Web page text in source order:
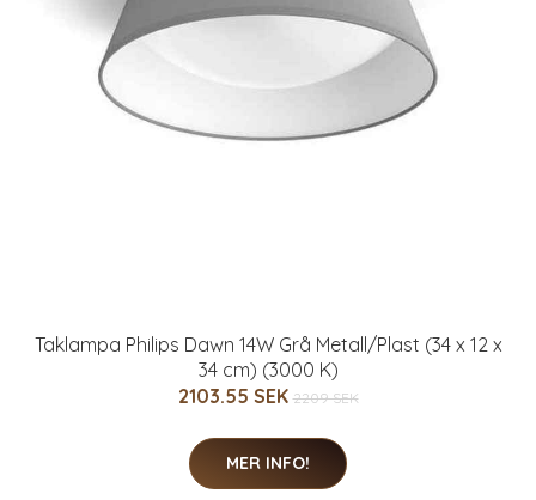
Taklampa Philips Dawn 14W Grå Metall/Plast (34 x 12 x
34 cm) (3000 K)
2103.55 SEK 2209 SEK
MER INFO!